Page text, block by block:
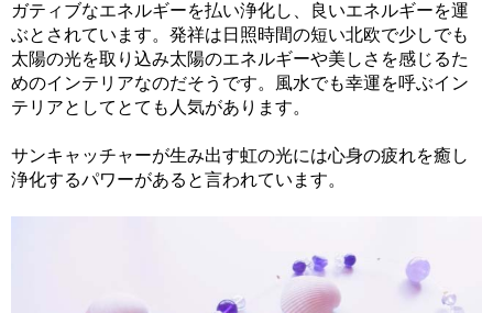
ガティブなエネルギーを払い浄化し、良いエネルギーを運
ぶとされています。発祥は日照時間の短い北欧で少しでも
太陽の光を取り込み太陽のエネルギーや美しさを感じるた
めのインテリアなのだそうです。風水でも幸運を呼ぶイン
テリアとしてとても人気があります。
サンキャッチャーが生み出す虹の光には心身の疲れを癒し
浄化するパワーがあると言われています。